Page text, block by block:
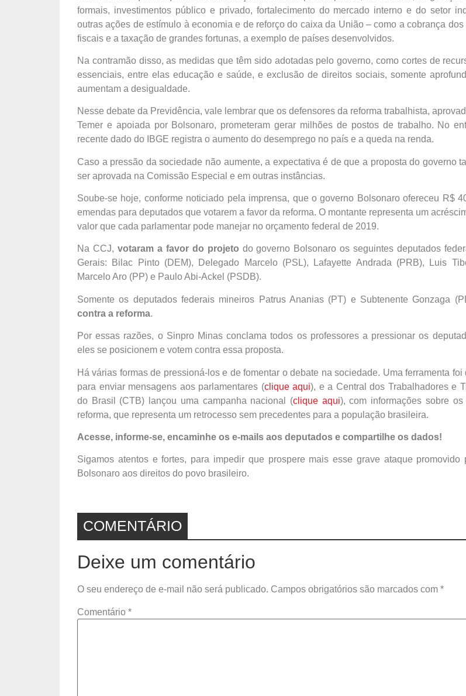
formais, investimentos público e privado, fortalecimento do mercado interno e do setor
outras ações de estímulo à economia e de reforço do caixa da União – como a cobrança
fiscais e a taxação de grandes fortunas, a exemplo de países desenvolvidos.
Na contramão disso, as medidas que têm sido adotadas pelo governo, como cortes de
essenciais, entre elas educação e saúde, e exclusão de direitos sociais, somente
aumentam a desigualdade.
Nesse debate da Previdência, vale lembrar que os defensores da reforma trabalhista,
Temer e apoiada por Bolsonaro, prometeram gerar milhões de postos de trabalho. No
recente dado do IBGE registra o aumento do desemprego no país e a queda na renda.
Caso a pressão da sociedade não aumente, a expectativa é de que a proposta do governo
ser aprovada na Comissão Especial e em outras instâncias.
Soube-se hoje, conforme noticiado pela imprensa, que o governo Bolsonaro ofereceu R$
emendas para deputados que votarem a favor da reforma. O montante representa um
valor que cada parlamentar pode manejar no orçamento federal de 2019.
Na CCJ, votaram a favor do projeto do governo Bolsonaro os seguintes deputados
Gerais: Bilac Pinto (DEM), Delegado Marcelo (PSL), Lafayette Andrada (PRB), Luis
Marcelo Aro (PP) e Paulo Abi-Ackel (PSDB).
Somente os deputados federais mineiros Patrus Ananias (PT) e Subtenente Gonzaga
contra a reforma.
Por essas razões, o Sinpro Minas conclama todos os professores a pressionar os
eles se posicionem e votem contra essa proposta.
Há várias formas de pressioná-los e de fomentar o debate na sociedade. Uma ferramenta foi
para enviar mensagens aos parlamentares (clique aqui), e a Central dos Trabalhadores e
do Brasil (CTB) lançou uma campanha nacional (clique aqui), com informações sobre os
reforma, que representa um retrocesso sem precedentes para a população brasileira.
Acesse, informe-se, encaminhe os e-mails aos deputados e compartilhe os dados!
Sigamos atentos e fortes, para impedir que prospere mais esse grave ataque promovido
Bolsonaro aos direitos do povo brasileiro.
COMENTÁRIO
Deixe um comentário
O seu endereço de e-mail não será publicado. Campos obrigatórios são marcados com *
Comentário *